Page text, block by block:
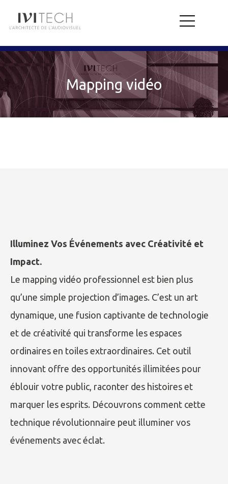
Mapping vidéo
Illuminez Vos Événements avec Créativité et
Impact.
Le mapping vidéo professionnel est bien plus
qu’une simple projection d’images. C’est un art
dynamique, une fusion captivante de technologie
et de créativité qui transforme les espaces
ordinaires en toiles extraordinaires. Cet outil
innovant offre des opportunités illimitées pour
éblouir votre public, raconter des histoires et
marquer les esprits. Découvrons comment cette
technique révolutionnaire peut illuminer vos
événements avec éclat.